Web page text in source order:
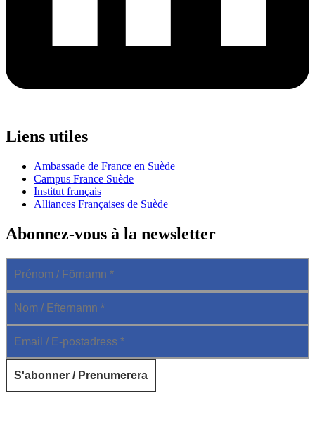
Liens utiles
Ambassade de France en Suède
Campus France Suède
Institut français
Alliances Françaises de Suède
Abonnez-vous à la newsletter